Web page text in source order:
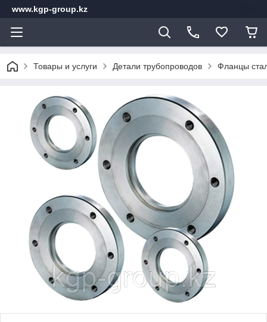
www.kgp-group.kz
Товары и услуги Детали трубопроводов Фланцы